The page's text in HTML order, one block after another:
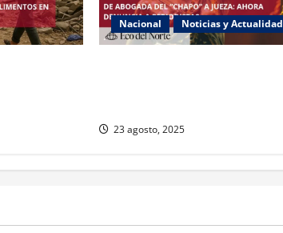
Nacional Noticias y Actualidad
23 agosto, 2025